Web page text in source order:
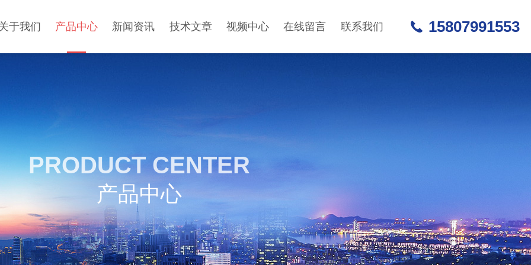
于我们 产品中心 新闻资讯 技术文章 视频中心 在线留言 联系我们 15807991553
PRODUCT CENTER
产品中心